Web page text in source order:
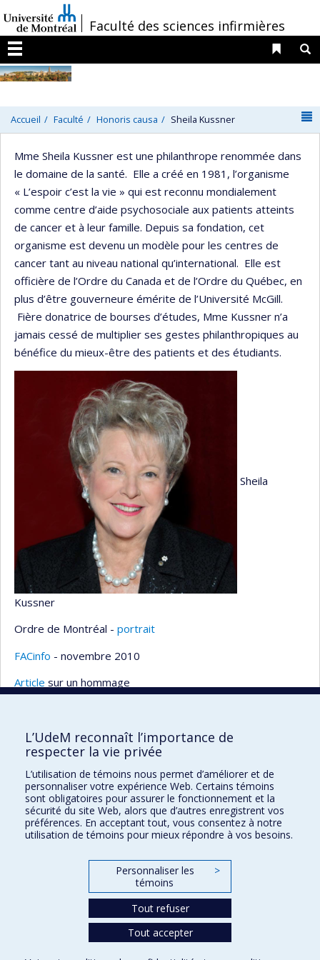
au
contenu
/Faculté des sciences infirmières
Menu
Liens
Accueil Faculté Honoris causa Sheila Kussner
Mme Sheila Kussner est une philanthrope renommée dans
le domaine de la santé. Elle a créé en 1981, l’organisme
« L’espoir c’est la vie » qui est reconnu mondialement
comme centre d’aide psychosociale aux patients atteints
de cancer et à leur famille. Depuis sa fondation, cet
organisme est devenu un modèle pour les centres de
cancer tant au niveau national qu’international. Elle est
officière de l’Ordre du Canada et de l’Ordre du Québec, en
plus d’être gouverneure émérite de l’Université McGill.
Fière donatrice de bourses d’études, Mme Kussner n’a
jamais cessé de multiplier ses gestes philanthropiques au
bénéfice du mieux-être des patients et des étudiants.
Sheila
Kussner
Ordre de Montréal - portrait
FACinfo - novembre 2010
Article sur un hommage
Faculté des sciences infirmières
Pavillon Marguerite-d'Youville
2375, chemin de la Côte-Sainte-Catherine
Montréal (Québec) H3T 1A8
Lien Google Maps
L’UdeM reconnaît l’importance de
respecter la vie privée
L’utilisation de témoins nous permet d’améliorer et de
personnaliser votre expérience Web. Certains témoins
sont obligatoires pour assurer le fonctionnement et la
sécurité du site Web, alors que d’autres enregistrent vos
préférences. En acceptant tout, vous consentez à notre
utilisation de témoins pour mieux répondre à vos besoins.
Personnaliser les
témoins
>
Tout refuser
Tout accepter